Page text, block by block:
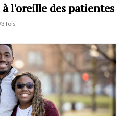
l'oreille des patientes
fois